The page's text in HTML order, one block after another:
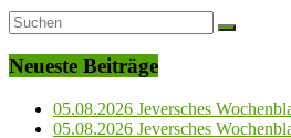
Neueste Beiträge
05.08.2026 Jeversches
05.08.2026 Jeversches